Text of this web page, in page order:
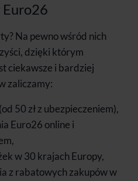
Euro26
Na pewno wśród nich
dzięki którym
ciekawsze i bardziej
zaliczamy:
50 zł z ubezpieczeniem),
Euro26 online i
w 30 krajach Europy,
z rabatowych zakupów w